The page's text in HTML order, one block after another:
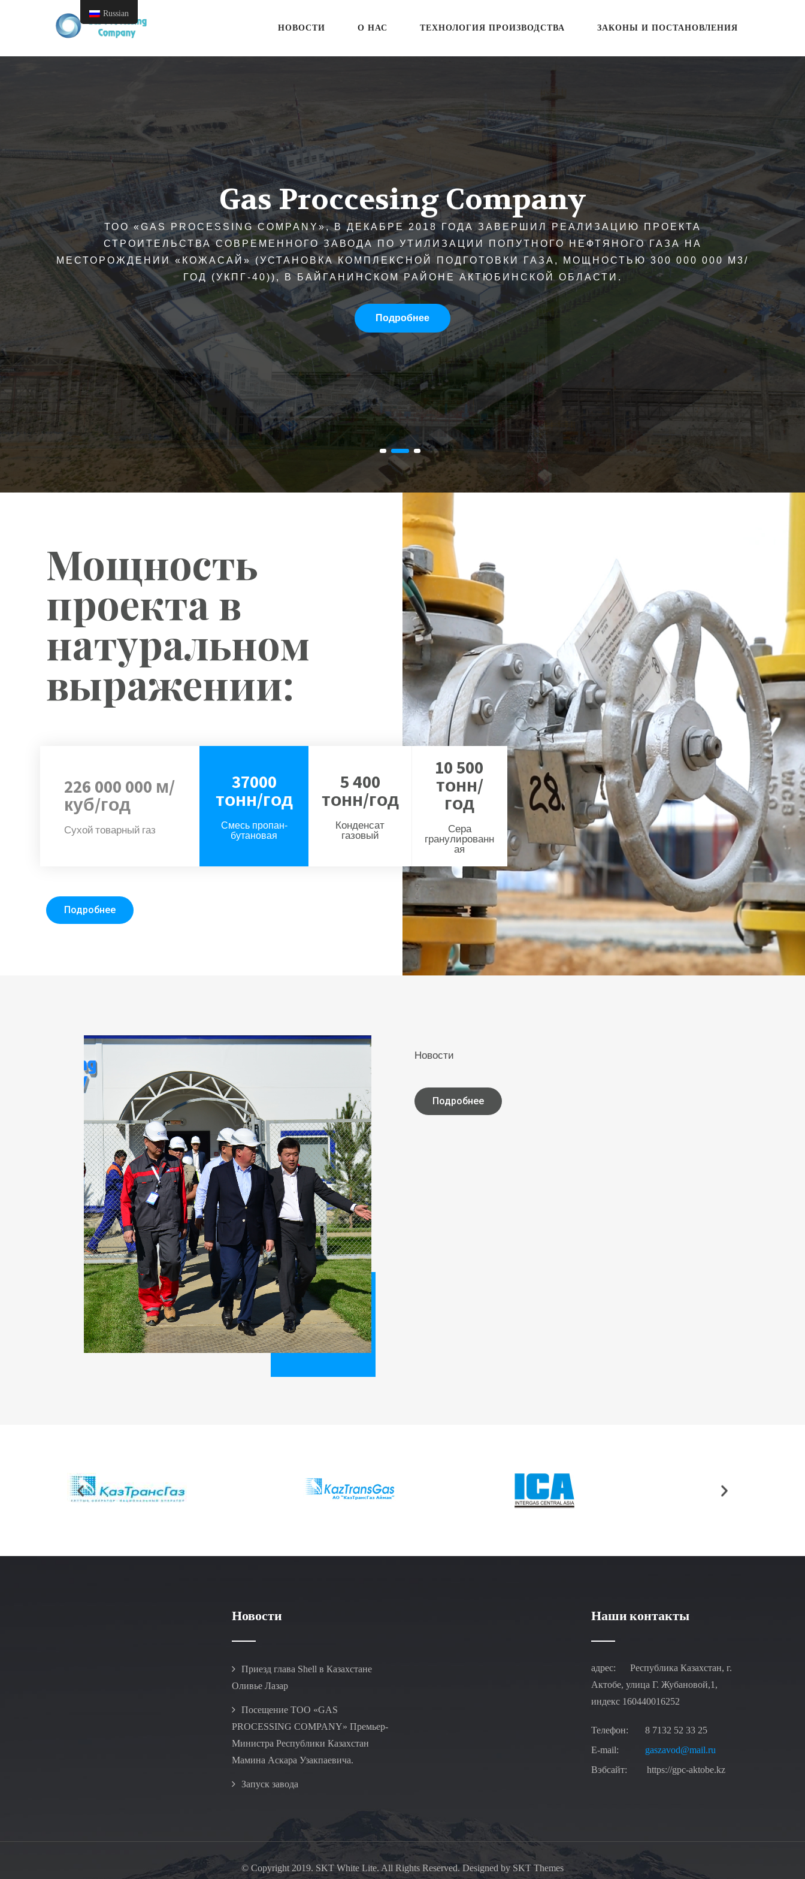
НОВОСТИ О НАС ТЕХНОЛОГИЯ ПРОИЗВОДСТВА ЗАКОНЫ И ПОСТАНОВЛЕНИЯ
Gas Proccesing Company
ДАННЫЙ ПРОЕКТ СООТВЕТСТВУЕТ ГОСУДАРСТВЕННОЙ ПОЛИТИКЕ ПО ЭНЕРГЕТИЧЕСКОЙ И ЭКОЛОГИЧЕСКОЙ
БЕЗОПАСНОСТИ, А ТАКЖЕ ПОЗВОЛЯЕТ ПОПОЛНЯТЬ РЕСУРСЫ СТРАНЫ ТОВАРНЫМ ГАЗОМ. ЗАВОД ПОЗВОЛЯЕТ
ПРЕКРАТИТЬ СЖИГАНИЕ ГАЗА И ЗАГРЯЗНЕНИЕ АТМОСФЕРЫ, ЧТО СУЩЕСТВЕННО УЛУЧШАЕТ
ЭКОЛОГИЧЕСКУЮ СИТУАЦИЮ В АКТЮБИНСКОМ РЕГИОНЕ, ГДЕ ВЕДЕТСЯ ИНТЕНСИВНАЯ ДОБЫЧА НЕФТИ,
КОТОРАЯ ХАРАКТЕРИЗУЮТСЯ ПОВЫШЕННЫМ СОДЕРЖАНИЕМ ВРЕДНЫХ СОЕДИНЕНИЙ, А ТАКЖЕ
РАЦИОНАЛЬНОЕ ИСПОЛЬЗОВАНИЕ СЫРЬЕВОЙ БАЗЫ МЕСТОРОЖДЕНИЯ «КОЖАСАЙ».
Подробнее
Мощность
проекта в
натуральном
выражении:
226 000 000 м/
куб/год
Сухой товарный газ ​
37000
тонн/год
Смесь пропан-
бутановая
5 400
тонн/год
Конденсат
газовый
10 500
тонн/
год
Сера
гранулированн
ая
Подробнее
Новости
Подробнее
Новости
Приезд глава Shell в Казахстане
Оливье Лазар
Посещение ТОО «GAS
PROCESSING COMPANY» Премьер-
Министра Республики Казахстан
Мамина Аскара Узакпаевича.
Запуск завода
Наши контакты
адрес: Республика Казахстан, г.
Актобе, улица Г. Жубановой,1,
индекс 160440016252
Телефон:
8 7132 52 33 25
E-mail: gaszavod@mail.ru
Вэбсайт:
https://gpc-aktobe.kz
© Copyright 2019. SKT White Lite. All Rights Reserved. Designed by SKT Themes
Russian